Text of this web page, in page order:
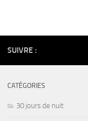
SUIVRE :
CATÉGORIES
30 jours de nuit